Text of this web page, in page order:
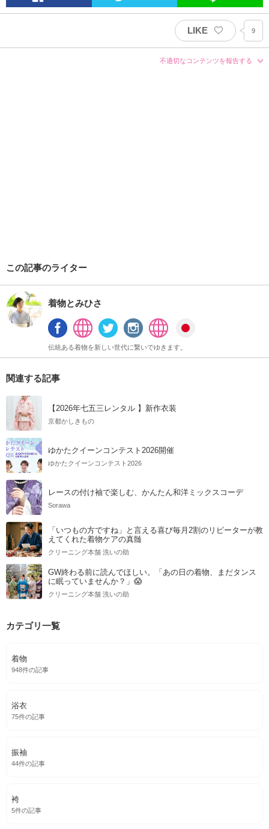
LIKE 9
不適切なコンテンツを報告する
この記事のライター
着物とみひさ
伝統ある着物を新しい世代に繋いでゆきます。
関連する記事
【2026年七五三レンタル 】新作衣装
京都かしきもの
ゆかたクイーンコンテスト2026開催
ゆかたクイーンコンテスト2026
レースの付け袖で楽しむ、かんたん和洋ミックスコーデ
Sorawa
「いつもの方ですね」と言える喜び毎月2割のリピーターが教
えてくれた着物ケアの真髄
クリーニング本舗 洗いの助
GW終わる前に読んでほしい。「あの日の着物、まだタンス
に眠っていませんか？」😱
クリーニング本舗 洗いの助
カテゴリ一覧
着物
948件の記事
浴衣
75件の記事
振袖
44件の記事
袴
5件の記事